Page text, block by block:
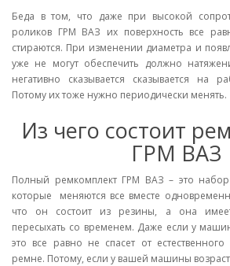
Беда в том, что даже при высокой
роликов ГРМ ВАЗ их поверхность все
стираются. При изменении диаметра и
уже не могут обеспечить должно
негативно сказывается сказывается на
Потому их тоже нужно периодически менять.
Из чего состоит
ГРМ ВАЗ
Полный ремкомплект ГРМ ВАЗ – это
которые меняются все вместе
что он состоит из резины, а она
пересыхать со временем. Даже если у
это все равно не спасет от
ремне. Потому, если у вашей машины